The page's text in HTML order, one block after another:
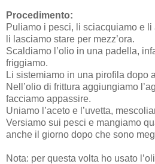
Procedimento:
Puliamo i pesci, li sciacquiamo e
li lasciamo stare per mezz’ora.
Scaldiamo l’olio in una padella,
friggiamo.
Li sistemiamo in una pirofila dopo
Nell’olio di frittura aggiungiamo
facciamo appassire.
Uniamo l’aceto e l’uvetta,
Versiamo sui pesci e mangiamo
anche il giorno dopo che sono
Nota: per questa volta ho usato